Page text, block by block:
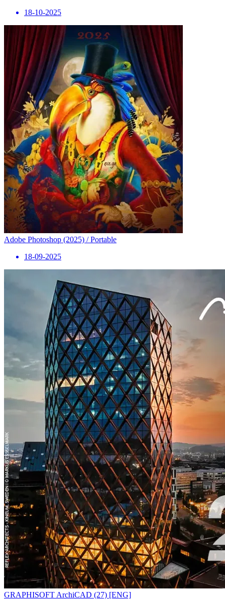
18-10-2025
Adobe Photoshop (2025) / Portable
18-09-2025
GRAPHISOFT ArchiCAD (27) [ENG]